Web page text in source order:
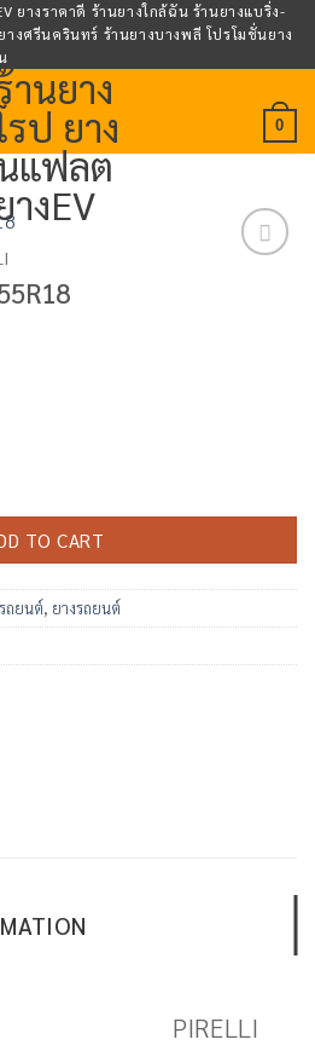
ยางราคาดี ร้านยางใกล้ฉัน ร้านยางแบริ่ง-
างศรีนครินทร์ ร้านยางบางพลี โปรโมชั่นยาง
0
TO CART
ถยนต์, ยางรถยนต์
PIRELLI